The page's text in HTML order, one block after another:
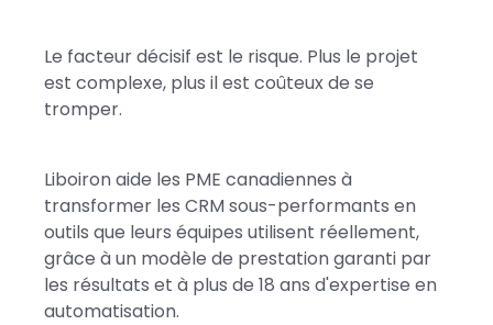
Le facteur décisif est le risque. Plus le projet
est complexe, plus il est coûteux de se
tromper.
Liboiron aide les PME canadiennes à
transformer les CRM sous-performants en
outils que leurs équipes utilisent réellement,
grâce à un modèle de prestation garanti par
les résultats et à plus de 18 ans d'expertise en
automatisation.